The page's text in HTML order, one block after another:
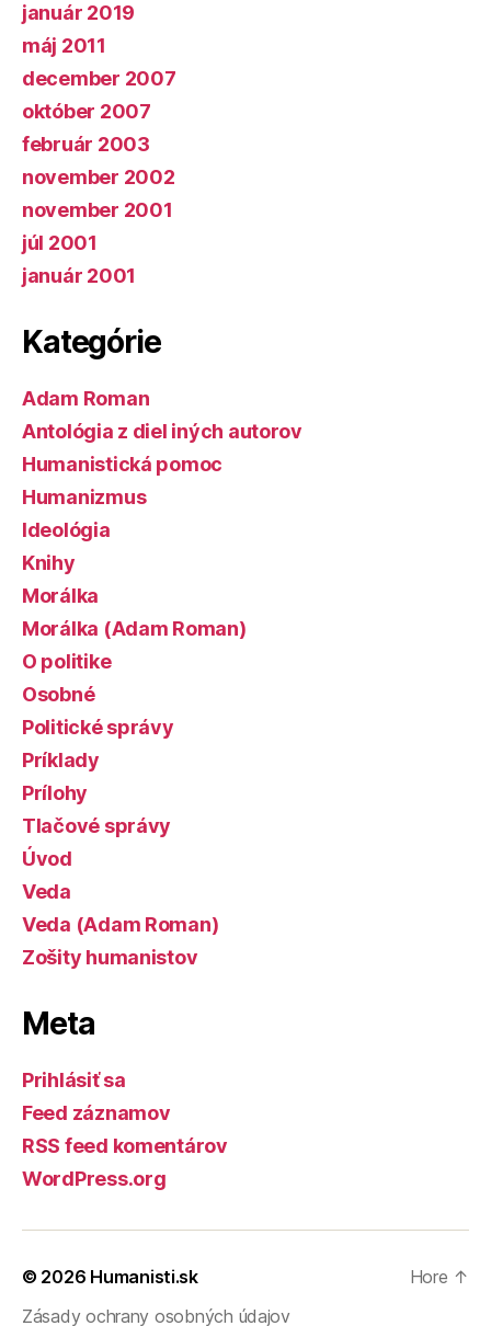
január 2019
máj 2011
december 2007
október 2007
február 2003
november 2002
november 2001
júl 2001
január 2001
Kategórie
Adam Roman
Antológia z diel iných autorov
Humanistická pomoc
Humanizmus
Ideológia
Knihy
Morálka
Morálka (Adam Roman)
O politike
Osobné
Politické správy
Príklady
Prílohy
Tlačové správy
Úvod
Veda
Veda (Adam Roman)
Zošity humanistov
Meta
Prihlásiť sa
Feed záznamov
RSS feed komentárov
WordPress.org
© 2026 Humanisti.sk
Zásady ochrany osobných údajov
Hore ↑